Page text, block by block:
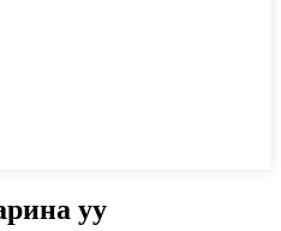
уу